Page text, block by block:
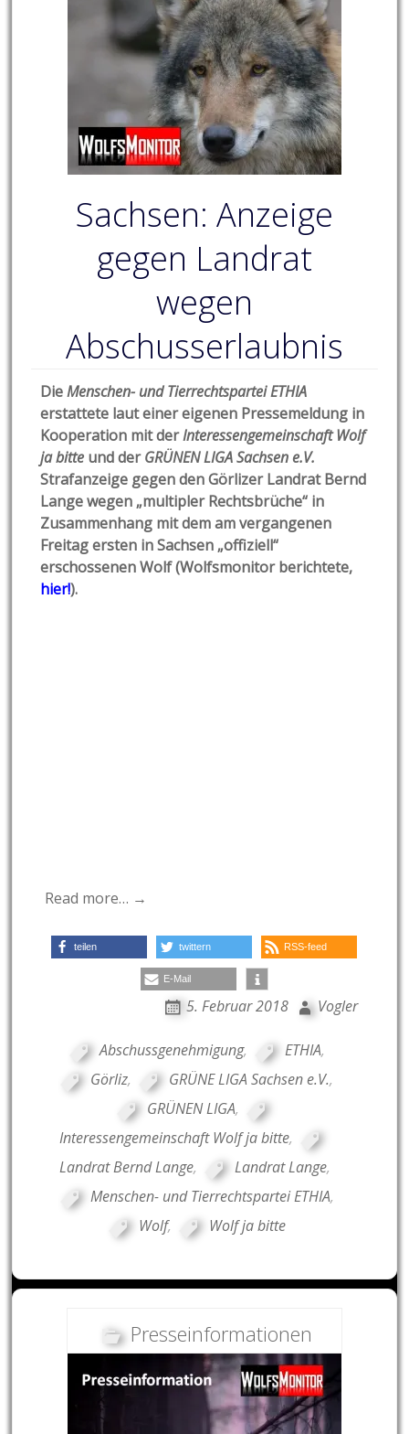
Sachsen: Anzeige
gegen Landrat
wegen
Abschusserlaubnis
DieMenschen- und Tierrechtspartei ETHIA
erstattete laut einer eigenen Pressemeldung in
Kooperation mit derInteressengemeinschaft Wolf
ja bitte und derGRÜNEN LIGA Sachsen e.V.
Strafanzeige gegen den Görlizer Landrat Bernd
Lange wegen „multipler Rechtsbrüche“ in
Zusammenhang mit dem am vergangenen
Freitag ersten in Sachsen „offiziell“
erschossenen Wolf (Wolfsmonitor berichtete,
hier!).
Read more… →
teilen twittern RSS-feed
E-Mail
5. Februar 2018 Vogler
Abschussgenehmigung, ETHIA,
Görliz, GRÜNE LIGA Sachsen e.V.,
GRÜNEN LIGA,
Interessengemeinschaft Wolf ja bitte,
Landrat Bernd Lange, Landrat Lange,
Menschen- und Tierrechtspartei ETHIA,
Wolf, Wolf ja bitte
Presseinformationen